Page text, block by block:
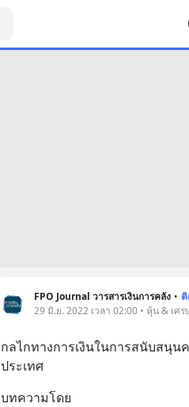
FPO Journal วารสารเงินการคลัง •
29 มิ.ย. 2022 เวลา 02:00 • หุ้น & เศร
กลไกทางการเงินในการสนับสนุน
ประเทศ
บทความโดย